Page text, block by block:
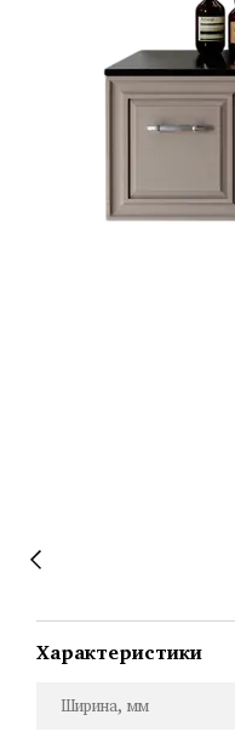
Характеристики
Ширина, мм